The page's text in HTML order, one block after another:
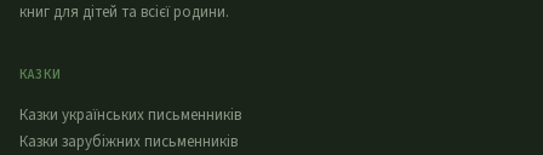
книг для дітей та всієї родини.
КАЗКИ
Казки українських письменників
Казки зарубіжних письменників